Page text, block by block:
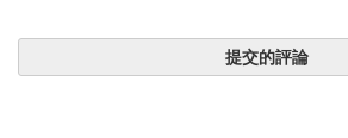
提交的評論